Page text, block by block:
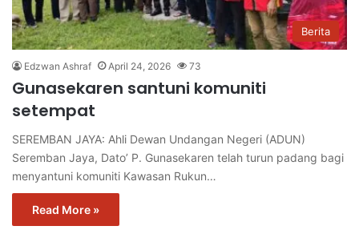
Berita
Edzwan Ashraf April 24, 2026 73
Gunasekaren santuni komuniti
setempat
SEREMBAN JAYA: Ahli Dewan Undangan Negeri (ADUN)
Seremban Jaya, Dato’ P. Gunasekaren telah turun padang bagi
menyantuni komuniti Kawasan Rukun…
Read More »